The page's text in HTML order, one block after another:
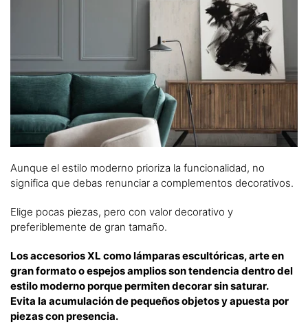
Aunque el estilo moderno prioriza la funcionalidad, no
significa que debas renunciar a complementos decorativos.
Elige pocas piezas, pero con valor decorativo y
preferiblemente de gran tamaño.
Los accesorios XL como lámparas escultóricas, arte en
gran formato o espejos amplios son tendencia dentro del
estilo moderno porque permiten decorar sin saturar.
Evita la acumulación de pequeños objetos y apuesta por
piezas con presencia.